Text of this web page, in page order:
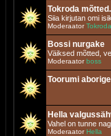
Tokroda mõtted.
Siia kirjutan omi
ModeraatorTokroda
Bossi nurgake
Väiksed mõtted,
Moderaatorboss
Toorumi
Hella
Vahel on tunne
Moderaator Hella